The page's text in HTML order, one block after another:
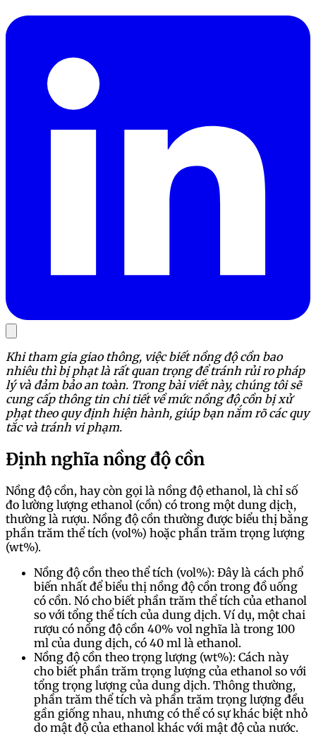
Khi tham gia giao thông, việc biết nồng độ cồn bao
nhiêu thì bị phạt là rất quan trọng để tránh rủi ro pháp
lý và đảm bảo an toàn. Trong bài viết này, chúng tôi sẽ
cung cấp thông tin chi tiết về mức nồng độ cồn bị xử
phạt theo quy định hiện hành, giúp bạn nắm rõ các quy
tắc và tránh vi phạm.
Định nghĩa nồng độ cồn
Nồng độ cồn, hay còn gọi là nồng độ ethanol, là chỉ số
đo lường lượng ethanol (cồn) có trong một dung dịch,
thường là rượu. Nồng độ cồn thường được biểu thị bằng
phần trăm thể tích (vol%) hoặc phần trăm trọng lượng
(wt%).
Nồng độ cồn theo thể tích (vol%): Đây là cách phổ
biến nhất để biểu thị nồng độ cồn trong đồ uống
có cồn. Nó cho biết phần trăm thể tích của ethanol
so với tổng thể tích của dung dịch. Ví dụ, một chai
rượu có nồng độ cồn 40% vol nghĩa là trong 100
ml của dung dịch, có 40 ml là ethanol.
Nồng độ cồn theo trọng lượng (wt%): Cách này
cho biết phần trăm trọng lượng của ethanol so với
tổng trọng lượng của dung dịch. Thông thường,
phần trăm thể tích và phần trăm trọng lượng đều
gần giống nhau, nhưng có thể có sự khác biệt nhỏ
do mật độ của ethanol khác với mật độ của nước.